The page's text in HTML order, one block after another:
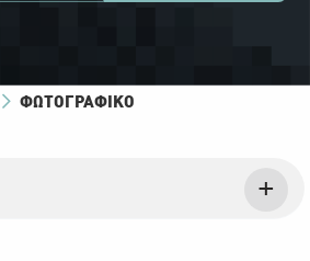
ΦΩΤΟΓΡΑΦΙΚΌ